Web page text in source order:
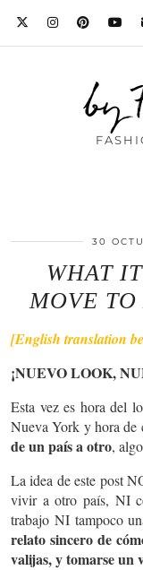
by
30
WHAT
MOVE TO
[English translation
¡NUEVO LOOK,
Esta vez es hora del
Nueva York y hora de
de un país a otro,
La idea de este post
vivir a otro país, NI
trabajo NI tampoco
relato sincero de
valijas, y tomarse un